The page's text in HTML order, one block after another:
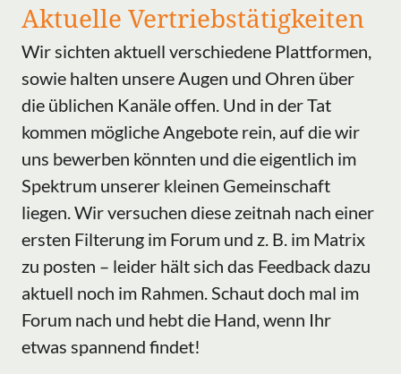
Aktuelle Vertriebstätigkeiten
Wir sichten aktuell verschiedene Plattformen,
sowie halten unsere Augen und Ohren über
die üblichen Kanäle offen. Und in der Tat
kommen mögliche Angebote rein, auf die wir
uns bewerben könnten und die eigentlich im
Spektrum unserer kleinen Gemeinschaft
liegen. Wir versuchen diese zeitnah nach einer
ersten Filterung im Forum und z. B. im Matrix
zu posten – leider hält sich das Feedback dazu
aktuell noch im Rahmen. Schaut doch mal im
Forum nach und hebt die Hand, wenn Ihr
etwas spannend findet!